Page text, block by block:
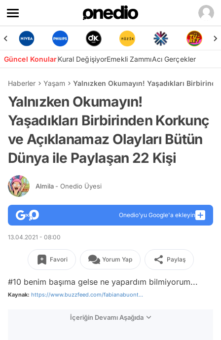
Güncel KonularKural DeğişiyorEmekli ZammıAcı Gerçekler
Haberler Yaşam Yalnızken Okumayın! Yaşadıkları
Yalnızken Okumayın!
Yaşadıkları Birbirinden Korkunç
ve Açıklanamaz Olayları Bütün
Dünya ile Paylaşan 22 Kişi
Almila - Onedio Üyesi
Onedio’yu Google'a ekleyin
13.04.2021 - 08:00
Favori Yorum Yap Paylaş
#10 benim başıma gelse ne yapardım bilmiyorum...
Kaynak: https://www.buzzfeed.com/fabianabuont...
İçeriğin Devamı Aşağıda